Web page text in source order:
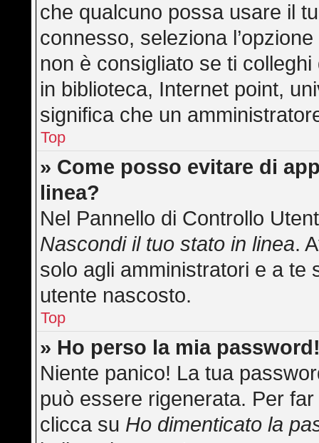
che qualcuno possa usare il
connesso, seleziona
non è consigliato se ti
in biblioteca, Internet point,
significa che un
Top
» Come posso evitare di
linea?
Nel Pannello di Controllo
Nascondi il tuo stato in linea.
solo agli amministratori e a te
utente nascosto.
Top
» Ho perso la mia
Niente panico! La tua
può essere rigenerata. Per
clicca su Ho dimenticato la